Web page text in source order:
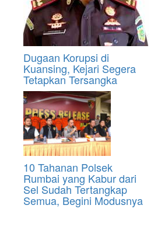
Dugaan Korupsi di
Kuansing, Kejari Segera
Tetapkan Tersangka
10 Tahanan Polsek
Rumbai yang Kabur dari
Sel Sudah Tertangkap
Semua, Begini Modusnya